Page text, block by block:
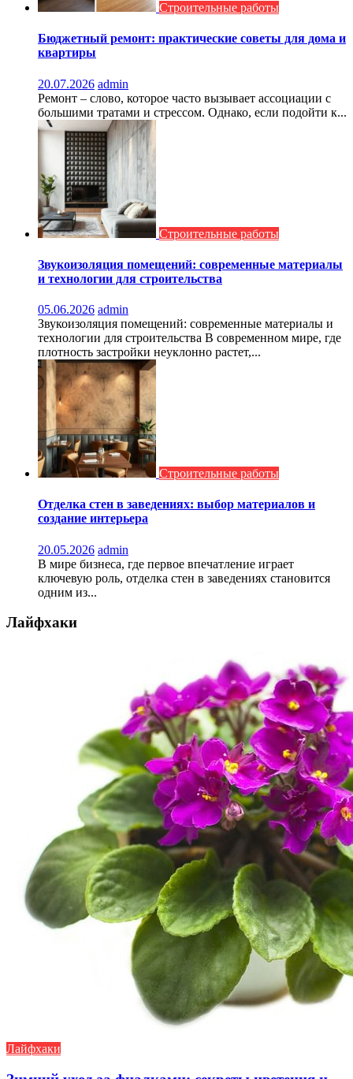
Строительные работы
Бюджетный ремонт: практические советы для дома и
квартиры
20.07.2026 admin
Ремонт – слово, которое часто вызывает ассоциации с
большими тратами и стрессом. Однако, если подойти к...
Строительные работы
Звукоизоляция помещений: современные материалы
и технологии для строительства
05.06.2026 admin
Звукоизоляция помещений: современные материалы и
технологии для строительства В современном мире, где
плотность застройки неуклонно растет,...
Строительные работы
Отделка стен в заведениях: выбор материалов и
создание интерьера
20.05.2026 admin
В мире бизнеса, где первое впечатление играет
ключевую роль, отделка стен в заведениях становится
одним из...
Лайфхаки
Лайфхаки